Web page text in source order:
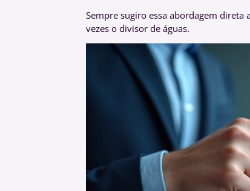
Sempre sugiro essa abordagem
vezes o divisor de águas.